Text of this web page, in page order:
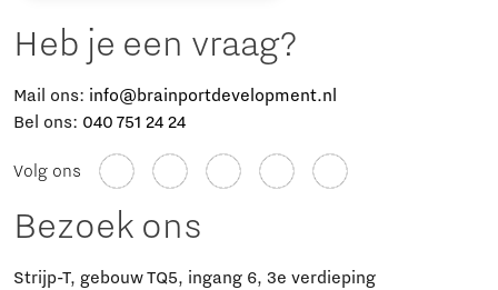
Heb je een vraag?
Mail ons: info@brainportdevelopment.nl
Bel ons: 040 751 24 24
Volg ons
Bezoek ons
Strijp-T, gebouw TQ5, ingang 6, 3e verdieping